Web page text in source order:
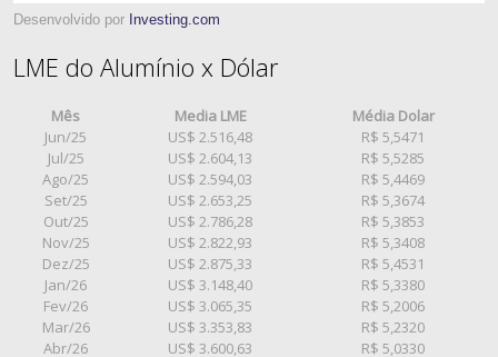
Desenvolvido por Investing.com
LME do Alumínio x Dólar
Mês Media LME
Média Dolar
Jun/25
US$ 2.516,48
R$ 5,5471
Jul/25
US$ 2.604,13
R$ 5,5285
Ago/25
US$ 2.594,03
R$ 5,4469
Set/25
US$ 2.653,25
R$ 5,3674
Out/25
US$ 2.786,28
R$ 5,3853
Nov/25
US$ 2.822,93
R$ 5,3408
Dez/25
US$ 2.875,33
R$ 5,4531
Jan/26
US$ 3.148,40
R$ 5,3380
Fev/26
US$ 3.065,35
R$ 5,2006
Mar/26
US$ 3.353,83
R$ 5,2320
Abr/26
US$ 3.600,63
R$ 5,0330